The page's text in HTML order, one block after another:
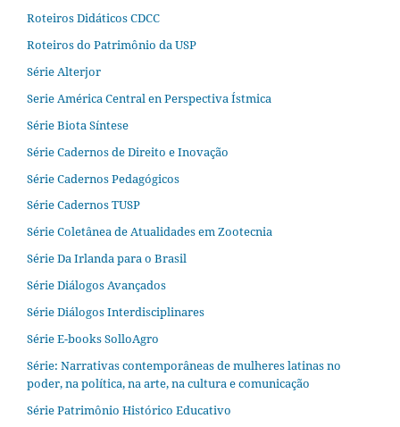
Roteiros Didáticos CDCC
Roteiros do Patrimônio da USP
Série Alterjor
Serie América Central en Perspectiva Ístmica
Série Biota Síntese
Série Cadernos de Direito e Inovação
Série Cadernos Pedagógicos
Série Cadernos TUSP
Série Coletânea de Atualidades em Zootecnia
Série Da Irlanda para o Brasil
Série Diálogos Avançados
Série Diálogos Interdisciplinares
Série E-books SolloAgro
Série: Narrativas contemporâneas de mulheres latinas no
poder, na política, na arte, na cultura e comunicação
Série Patrimônio Histórico Educativo